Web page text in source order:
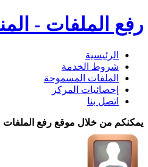
رفع الملفات -
الرئيسية
شروط الخدمة
الملفات المسموحة
إحصائيات المركز
اتصل بنا
يمكنكم من خلال موقع رفع الملفات